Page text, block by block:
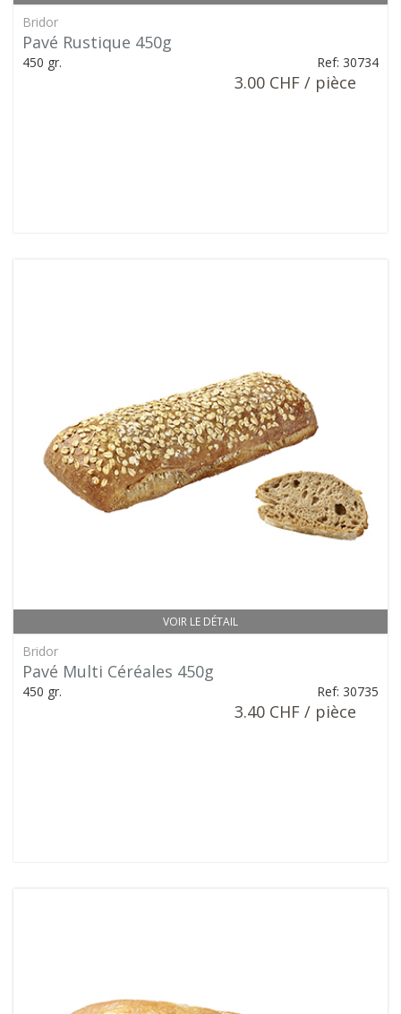
Bridor
Pavé Rustique 450g
450 gr. Ref: 30734
3.00 CHF / pièce
VOIR LE DÉTAIL
Bridor
Pavé Multi Céréales 450g
450 gr. Ref: 30735
3.40 CHF / pièce